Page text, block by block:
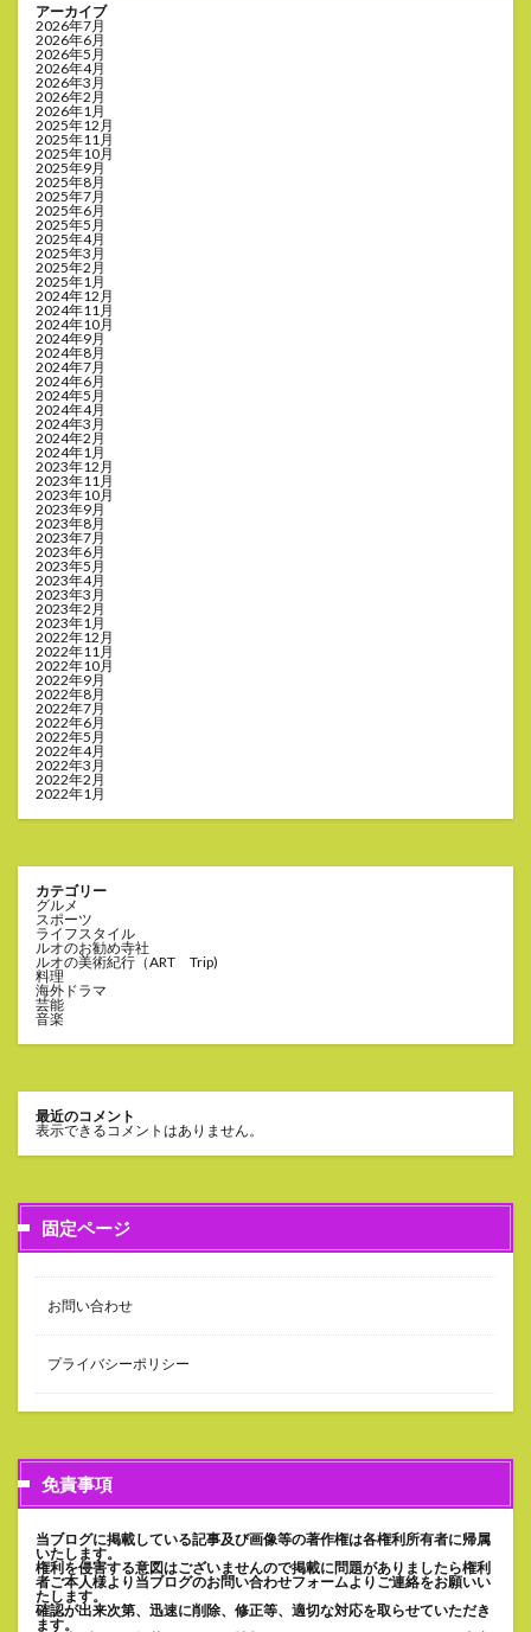
アーカイブ
2026年7月
2026年6月
2026年5月
2026年4月
2026年3月
2026年2月
2026年1月
2025年12月
2025年11月
2025年10月
2025年9月
2025年8月
2025年7月
2025年6月
2025年5月
2025年4月
2025年3月
2025年2月
2025年1月
2024年12月
2024年11月
2024年10月
2024年9月
2024年8月
2024年7月
2024年6月
2024年5月
2024年4月
2024年3月
2024年2月
2024年1月
2023年12月
2023年11月
2023年10月
2023年9月
2023年8月
2023年7月
2023年6月
2023年5月
2023年4月
2023年3月
2023年2月
2023年1月
2022年12月
2022年11月
2022年10月
2022年9月
2022年8月
2022年7月
2022年6月
2022年5月
2022年4月
2022年3月
2022年2月
2022年1月
カテゴリー
グルメ
スポーツ
ライフスタイル
ルオのお勧め寺社
ルオの美術紀行（ART Trip)
料理
海外ドラマ
芸能
音楽
最近のコメント
表示できるコメントはありません。
固定ページ
お問い合わせ
プライバシーポリシー
免責事項
当ブログに掲載している記事及び画像等の著作権は各権利所有者に帰属
いたします。
権利を侵害する意図はございませんので掲載に問題がありましたら権利
者ご本人様より当ブログのお問い合わせフォームよりご連絡をお願いい
たします。
確認が出来次第、迅速に削除、修正等、適切な対応を取らせていただき
ます。